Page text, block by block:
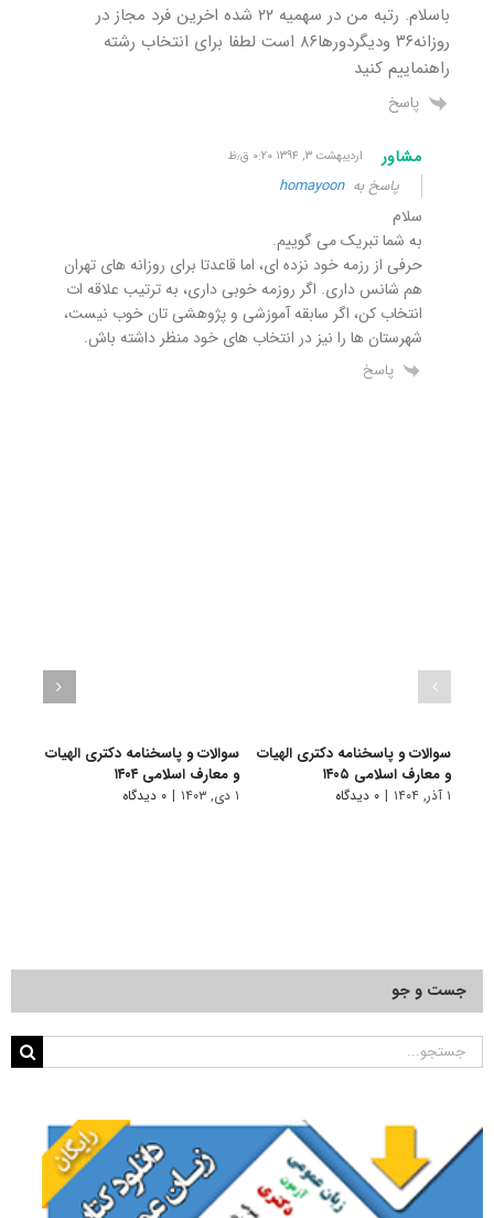
باسلام. رتبه من در سهمیه ۲۲ شده اخرین فرد مجاز در
روزانه۳۶ ودیگردورها۸۶ است لطفا برای انتخاب رشته
راهنماییم کنید
پاسخ
مشاور اردیبهشت ۳, ۱۳۹۴ ۰:۲۰ ق٫ظ
پاسخ بهhomayoon
سلام
به شما تبریک می گوییم.
حرفی از رزمه خود نزده ای، اما قاعدتا برای روزانه های تهران
هم شانس داری. اگر روزمه خوبی داری، به ترتیب علاقه ات
انتخاب کن، اگر سابقه آموزشی و پژوهشی تان خوب نیست،
شهرستان ها را نیز در انتخاب های خود منظر داشته باش.
پاسخ
سوالات و پاسخنامه دکتری الهیات
و معارف اسلامی ۱۴۰۵
۱ آذر, ۱۴۰۴ | ۰ دیدگاه
سوالات و پاسخنامه دکتری الهیات
و معارف اسلامی ۱۴۰۴
۱ دی, ۱۴۰۳ | ۰ دیدگاه
جست و جو
جستجو